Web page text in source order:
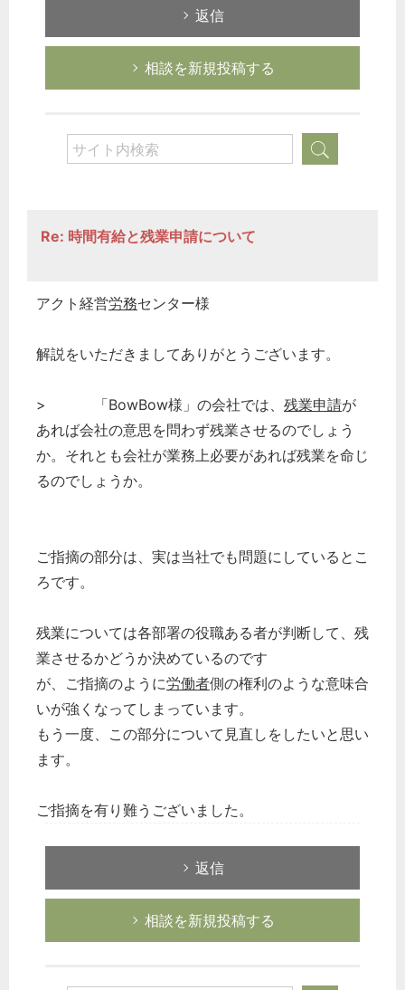
返信
相談を新規投稿する
Re: 時間有給と残業申請について
アクト経営労務センター様
解説をいただきましてありがとうございます。
> 「BowBow様」の会社では、 残業申請が
あれば会社の意思を問わず残業させるのでしょう
か。それとも会社が業務上必要があれば残業を命じ
るのでしょうか。
ご指摘の部分は、実は当社でも問題にしているとこ
ろです。
残業については各部署の役職ある者が判断して、残
業させるかどうか決めているのです
が、ご指摘のように労働者側の権利のような意味合
いが強くなってしまっています。
もう一度、この部分について見直しをしたいと思い
ます。
ご指摘を有り難うございました。
返信
相談を新規投稿する